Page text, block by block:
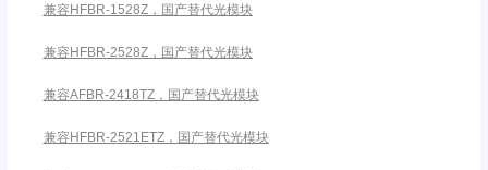
兼容HFBR-1528Z，国产替代光模块
兼容HFBR-2528Z，国产替代光模块
兼容AFBR-2418TZ，国产替代光模块
兼容HFBR-2521ETZ，国产替代光模块